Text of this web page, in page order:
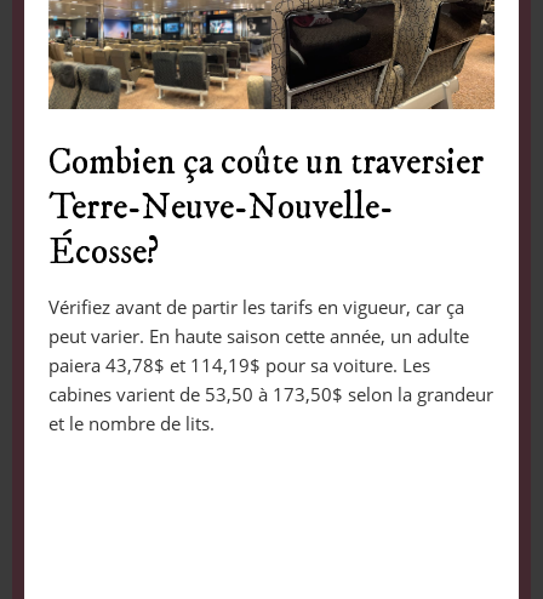
Combien ça coûte un traversier
Terre-Neuve-Nouvelle-
Écosse?
Vérifiez avant de partir les tarifs en vigueur, car ça
peut varier. En haute saison cette année, un adulte
paiera 43,78$ et 114,19$ pour sa voiture. Les
cabines varient de 53,50 à 173,50$ selon la grandeur
et le nombre de lits.